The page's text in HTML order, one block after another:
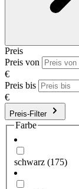
Preis
Preis von
€
Preis bis
€
Preis-Filter
Farbe
schwarz (175)